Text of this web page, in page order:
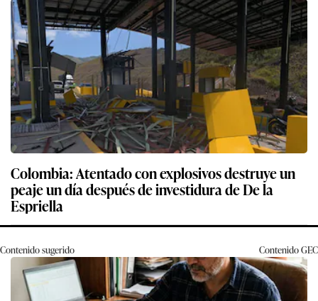
Colombia: Atentado con explosivos destruye un
peaje un día después de investidura de De la
Espriella
Contenido sugerido ContenidoGEC